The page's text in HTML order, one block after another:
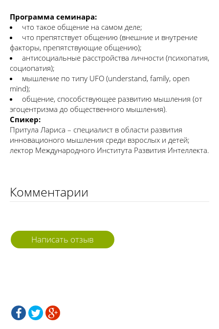
Программа семинара:
что такое общение на самом деле;
что препятствует общению (внешние и внутрение
факторы, препятствующие общению);
антисоциальные расстройства личности (психопатия,
социопатия);
мышление по типу UFO (understand, family, open
mind);
общение, способствующее развитию мышления (от
эгоцентризма до общественного мышления).
Спикер:
Притула Лариса – специалист в области развития
инновационого мышления среди взрослых и детей;
лектор Международного Института Развития Интеллекта.
Комментарии
Написать отзыв